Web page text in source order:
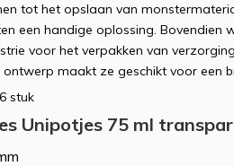
tot het opslaan van
een handige oplossing. Bovendien
voor het verpakken van
ontwerp maakt ze geschikt voor een
stuk
Unipotjes 75 ml